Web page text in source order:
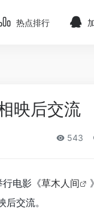
热点排行
映后交流
543
电影《草木人间
交流。